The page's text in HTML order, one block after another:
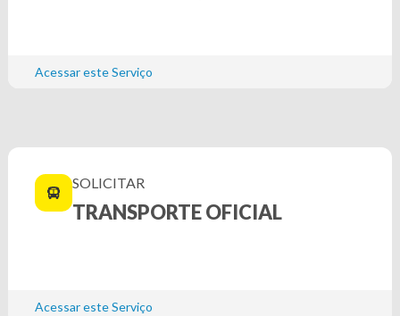
Acessar este Serviço
SOLICITAR
TRANSPORTE OFICIAL
Acessar este Serviço